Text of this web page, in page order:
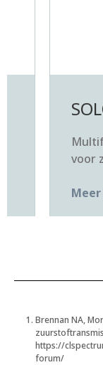
voor
Brennan NA,
https://
forum/